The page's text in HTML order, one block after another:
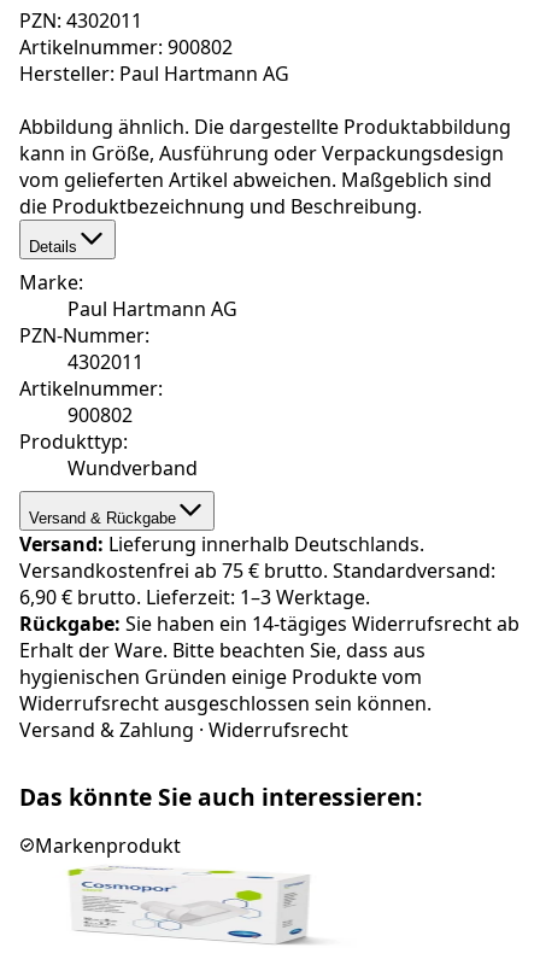
PZN: 4302011
Artikelnummer: 900802
Hersteller: Paul Hartmann AG
Abbildung ähnlich. Die dargestellte Produktabbildung
kann in Größe, Ausführung oder Verpackungsdesign
vom gelieferten Artikel abweichen. Maßgeblich sind
die Produktbezeichnung und Beschreibung.
Details
Marke:
Paul Hartmann AG
PZN-Nummer:
4302011
Artikelnummer:
900802
Produkttyp:
Wundverband
Versand & Rückgabe
Versand: Lieferung innerhalb Deutschlands.
Versandkostenfrei ab 75 € brutto. Standardversand:
6,90 € brutto. Lieferzeit: 1–3 Werktage.
Rückgabe: Sie haben ein 14-tägiges Widerrufsrecht ab
Erhalt der Ware. Bitte beachten Sie, dass aus
hygienischen Gründen einige Produkte vom
Widerrufsrecht ausgeschlossen sein können.
Versand & Zahlung · Widerrufsrecht
Das könnte Sie auch interessieren:
Markenprodukt